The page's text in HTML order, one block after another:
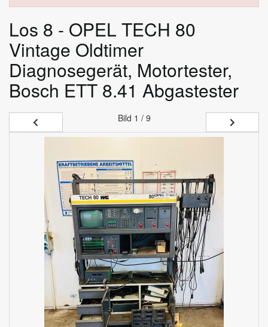
Los 8 - OPEL TECH 80
Vintage Oldtimer
Diagnosegerät, Motortester,
Bosch ETT 8.41 Abgastester
Bild 1 / 9